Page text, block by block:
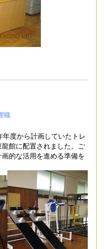
職
度から計画していたトレ
館に配置されました。ご
的な活用を進める準備を